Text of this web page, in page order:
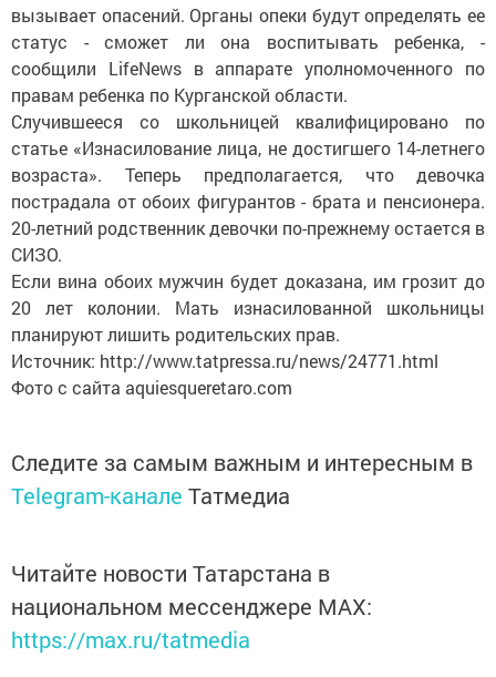
вызывает опасений. Органы опеки будут определять ее
статус - сможет ли она воспитывать ребенка, -
сообщили LifeNews в аппарате уполномоченного по
правам ребенка по Курганской области.
Случившееся со школьницей квалифицировано по
статье «Изнасилование лица, не достигшего 14-летнего
возраста». Теперь предполагается, что девочка
пострадала от обоих фигурантов - брата и пенсионера.
20-летний родственник девочки по-прежнему остается в
СИЗО.
Если вина обоих мужчин будет доказана, им грозит до
20 лет колонии. Мать изнасилованной школьницы
планируют лишить родительских прав.
Источник: http://www.tatpressa.ru/news/24771.html
Фото с сайта aquiesqueretaro.com
Следите за самым важным и интересным в
Telegram-канале Татмедиа
Читайте новости Татарстана в
национальном мессенджере MАХ:
https://max.ru/tatmedia